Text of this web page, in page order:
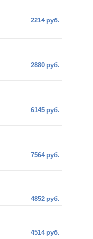
2214 руб.
2880 руб.
6145 руб.
7564 руб.
4852 руб.
4514 руб.